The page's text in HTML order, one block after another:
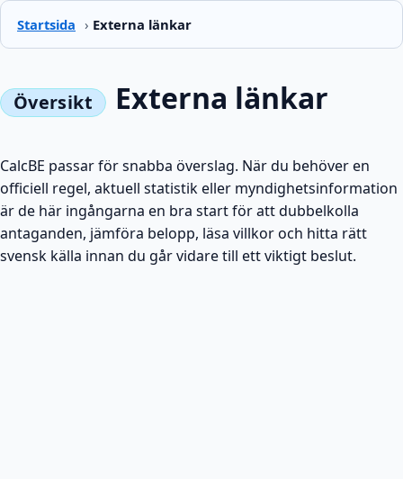
Startsida › Externa länkar
Externa länkar
CalcBE passar för snabba överslag. När du behöver en
officiell regel, aktuell statistik eller myndighetsinformation
är de här ingångarna en bra start för att dubbelkolla
antaganden, jämföra belopp, läsa villkor och hitta rätt
svensk källa innan du går vidare till ett viktigt beslut.